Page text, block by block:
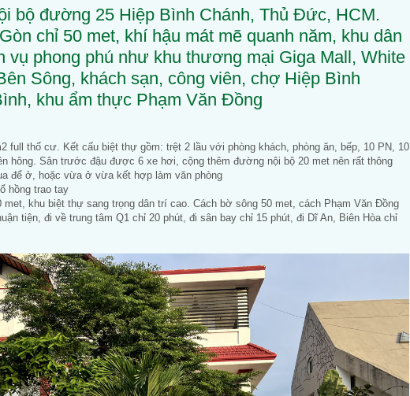
bộ đường 25 Hiệp Bình Chánh, Thủ Đức, HCM.
chỉ 50 met, khí hậu mát mẽ quanh năm, khu dân
vụ phong phú như khu thương mại Giga Mall, White
Sông, khách sạn, công viên, chợ Hiệp Bình
khu ẩm thực Phạm Văn Đồng
full thổ cư. Kết cấu biệt thự gồm: trệt 2 lầu với phòng khách, phòng ăn, bếp, 10 PN, 10
hông. Sân trước đậu được 6 xe hơi, cộng thêm đường nội bộ 20 met nên rất thông
để ở, hoặc vừa ở vừa kết hợp làm văn phòng
hồng trao tay
khu biệt thự sang trọng dân trí cao. Cách bờ sông 50 met, cách Phạm Văn Đồng
tiện, đi về trung tâm Q1 chỉ 20 phút, đi sân bay chỉ 15 phút, đi Dĩ An, Biên Hòa chỉ